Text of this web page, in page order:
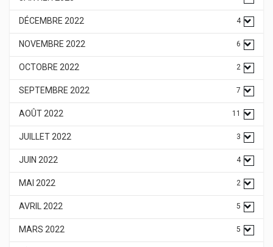
DÉCEMBRE 2022 4
NOVEMBRE 2022 6
OCTOBRE 2022 2
SEPTEMBRE 2022 7
AOÛT 2022 11
JUILLET 2022 3
JUIN 2022 4
MAI 2022 2
AVRIL 2022 5
MARS 2022 5